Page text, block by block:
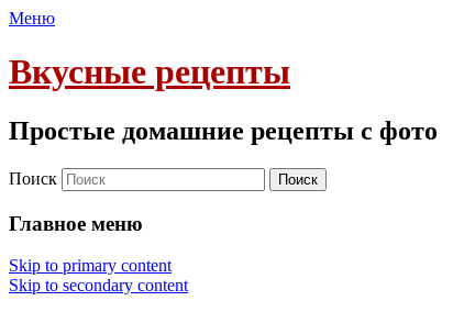
Меню
Вкусные рецепты
Простые домашние рецепты с фото
Поиск
Главное меню
Skip to primary content
Skip to secondary content